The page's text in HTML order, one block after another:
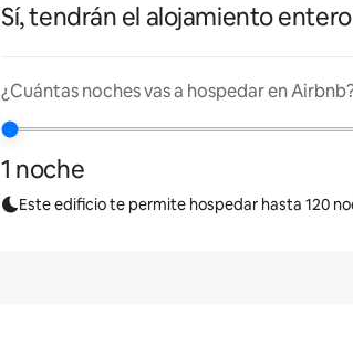
Sí, tendrán el alojamiento
¿Cuántas noches vas a hospedar en
1 noche
Este edificio te permite hospedar hasta 120